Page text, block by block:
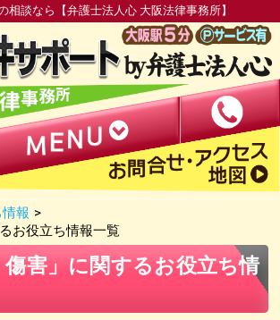
相談なら【弁護士法人心 大阪法律事務所】
報 >
お役立ち情報一覧
傷害」に関するお役立ち情